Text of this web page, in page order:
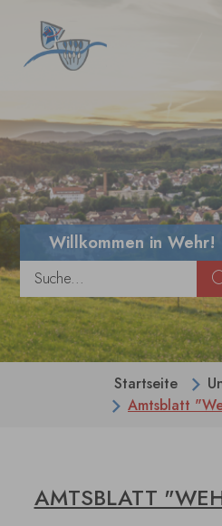
Willkommen in Wehr!
Startseite
Amtsblatt
AMTSBLATT